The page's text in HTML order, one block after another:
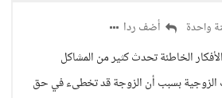
واحدة
أضف ردا
الخاطئة تحدث كثير من المشاكل
الزوجية بسبب أن الزوجة قد تخطىء في حق